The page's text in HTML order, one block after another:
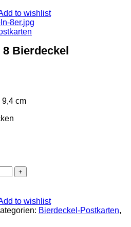
to wishlist
Bierdeckel
9,4 cm
to wishlist
Bierdeckel-Postkarten,